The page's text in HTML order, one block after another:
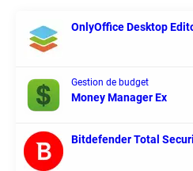
OnlyOffice Desktop
Gestion de budget
Money Manager Ex
Bitdefender Total